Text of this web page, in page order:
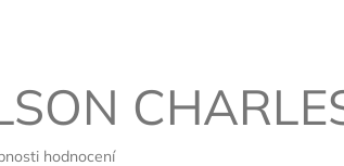
hodnocení